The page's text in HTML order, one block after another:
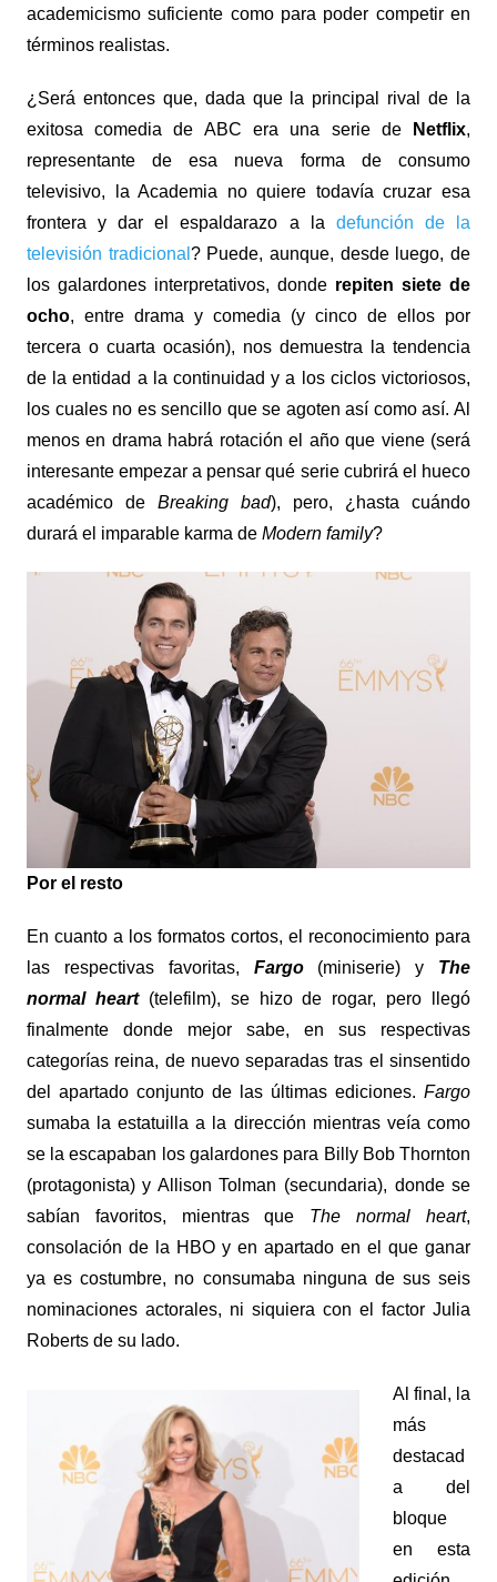
academicismo suficiente como para poder competir en
términos realistas.
¿Será entonces que, dada que la principal rival de la
exitosa comedia de ABC era una serie de
Netflix,
representante de esa nueva forma de consumo
televisivo, la Academia no quiere todavía cruzar esa
frontera y dar el espaldarazo a la defunción de la
televisión tradicional ? Puede, aunque, desde luego, de
los galardones interpretativos, donde repiten siete de
ocho, entre drama y comedia (y cinco de ellos por
tercera o cuarta ocasión), nos demuestra la tendencia
de la entidad a la continuidad y a los ciclos victoriosos,
los cuales no es sencillo que se agoten así como así. Al
menos en drama habrá rotación el año que viene (será
interesante empezar a pensar qué serie cubrirá el hueco
académico de Breaking bad), pero, ¿hasta cuándo
durará el imparable karma de Modern family?
Por el resto
En cuanto a los formatos cortos, el reconocimiento para
las respectivas favoritas, Fargo(miniserie) y The
normal heart (telefilm), se hizo de rogar, pero llegó
finalmente donde mejor sabe, en sus respectivas
categorías reina, de nuevo separadas tras el sinsentido
del apartado conjunto de las últimas ediciones.Fargo
sumaba la estatuilla a la dirección mientras veía como
se la escapaban los galardones para Billy Bob Thornton
(protagonista) y Allison Tolman (secundaria), donde se
sabían favoritos, mientras que The normal heart,
consolación de la HBO y en apartado en el que ganar
ya es costumbre, no consumaba ninguna de sus seis
nominaciones actorales, ni siquiera con el factor Julia
Roberts de su lado.
Al final, la
más
destacad
a del
bloque
en esta